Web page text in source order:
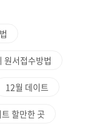
원서접수방법
12월 데이트
할만한 곳